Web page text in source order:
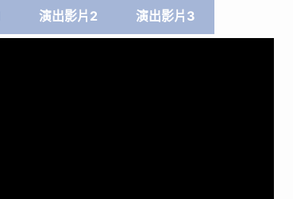
演出影片2 演出影片3